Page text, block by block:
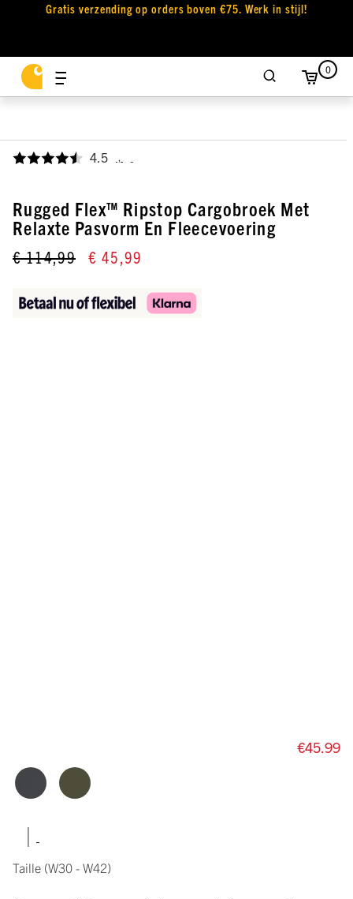
Gratis verzending op orders boven €75. Werk in stijl!
0
4.5 ,
Rugged Flex™ Ripstop Cargobroek Met
Relaxte Pasvorm En Fleecevoering
€ 114,99 € 45,99
€45.99
|
Taille (W30 - W42)